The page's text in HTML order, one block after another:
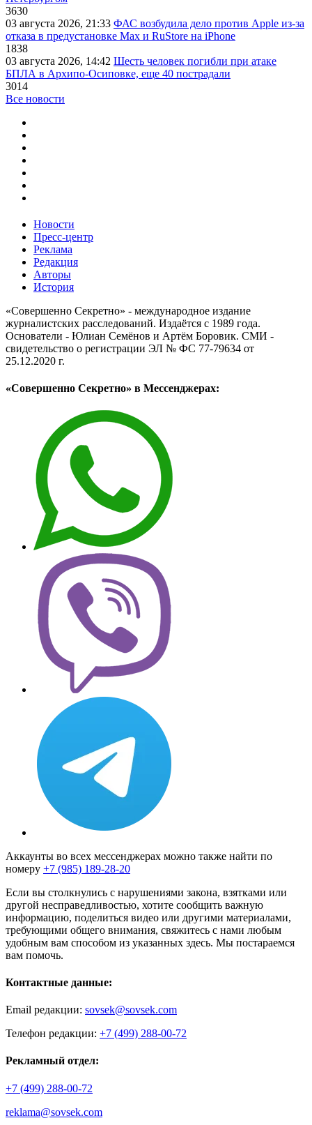
3630
03 августа 2026, 21:33 ФАС возбудила дело против Apple из-за
отказа в предустановке Max и RuStore на iPhone
1838
03 августа 2026, 14:42 Шесть человек погибли при атаке
БПЛА в Архипо-Осиповке, еще 40 пострадали
3014
Все новости
Новости
Пресс-центр
Реклама
Редакция
Авторы
История
«Совершенно Секретно» - международное издание
журналистских расследований. Издаётся с 1989 года.
Основатели - Юлиан Семёнов и Артём Боровик. CМИ -
свидетельство о регистрации ЭЛ № ФС 77-79634 от
25.12.2020 г.
«Совершенно Секретно» в Мессенджерах:
Аккаунты во всех мессенджерах можно также найти по
номеру +7 (985) 189-28-20
Если вы столкнулись с нарушениями закона, взятками или
другой несправедливостью, хотите сообщить важную
информацию, поделиться видео или другими материалами,
требующими общего внимания, свяжитесь с нами любым
удобным вам способом из указанных здесь. Мы постараемся
вам помочь.
Контактные данные:
Email редакции: sovsek@sovsek.com
Телефон редакции: +7 (499) 288-00-72
Рекламный отдел:
+7 (499) 288-00-72
reklama@sovsek.com